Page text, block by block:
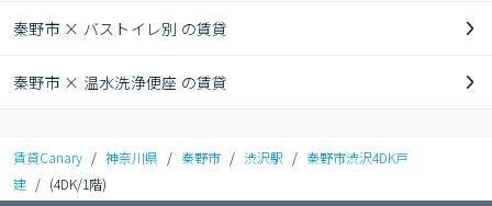
秦野市 × バストイレ別 の賃貸
秦野市 × 温水洗浄便座 の賃貸
賃貸Canary / 神奈川県 / 秦野市 / 渋沢駅 / 秦野市渋沢4DK戸
建 / (4DK/1階)